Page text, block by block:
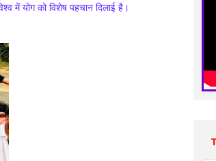
में योग को विशेष पहचान दिलाई है।